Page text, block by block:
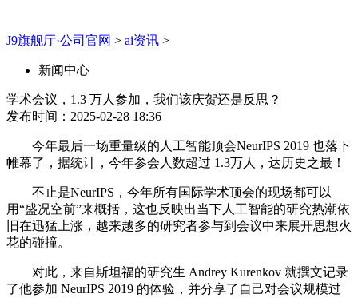
J9旗舰厅·公司官网 > ai资讯 >
新闻中心
学术会议，1.3 万人参加，我们该庆贺还是反思？
发布时间：2025-02-28 18:36
今年最后一场重量级的人工智能顶会NeurIPS 2019 也落下
帷幕了，据统计，今年参会人数超过 1.3万人，达历史之最！
不止是NeurIPS，今年所有国际学术顶会的现场都可以
用“盛况空前”来概括，这也反映出当下人工智能的研究热潮依
旧在迅猛上涨，越来越多的研究者参与到会议中来展开思想火
花的碰撞。
对此，来自斯坦福的研究生 Andrey Kurenkov 就撰文记录
了他参加 NeurIPS 2019 的体验，并分享了自己对会议规模过